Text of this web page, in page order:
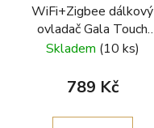
WiFi+Zigbee dálkový
ovladač Gala Touch
čtyřtlačítkový
Skladem (10 ks)
789 Kč